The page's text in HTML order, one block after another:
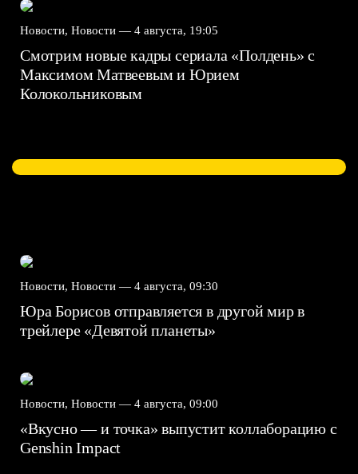
Новости, Новости — 4 августа, 19:05
Смотрим новые кадры сериала «Полдень» с
Максимом Матвеевым и Юрием
Колокольниковым
Новости, Новости — 4 августа, 09:30
Юра Борисов отправляется в другой мир в
трейлере «Девятой планеты»
Новости, Новости — 4 августа, 09:00
«Вкусно — и точка» выпустит коллаборацию с
Genshin Impact⁠⁠